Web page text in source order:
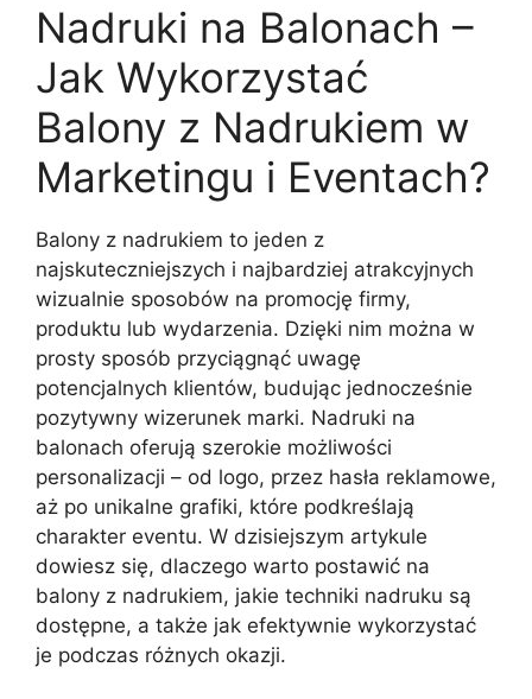
Nadruki na Balonach –
Jak Wykorzystać
Balony z Nadrukiem w
Marketingu i Eventach?
Balony z nadrukiem to jeden z
najskuteczniejszych i najbardziej atrakcyjnych
wizualnie sposobów na promocję firmy,
produktu lub wydarzenia. Dzięki nim można w
prosty sposób przyciągnąć uwagę
potencjalnych klientów, budując jednocześnie
pozytywny wizerunek marki. Nadruki na
balonach oferują szerokie możliwości
personalizacji – od logo, przez hasła reklamowe,
aż po unikalne grafiki, które podkreślają
charakter eventu. W dzisiejszym artykule
dowiesz się, dlaczego warto postawić na
balony z nadrukiem, jakie techniki nadruku są
dostępne, a także jak efektywnie wykorzystać
je podczas różnych okazji.